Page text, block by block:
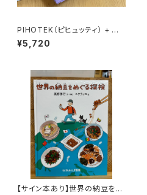
PIHOTEK（ピヒュッティ） + オリ
ジナルふろしき（薄紫）セット
¥5,720
【サイン本あり】世界の納豆をめ